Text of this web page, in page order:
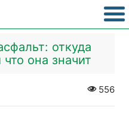
откуда
она значит
556